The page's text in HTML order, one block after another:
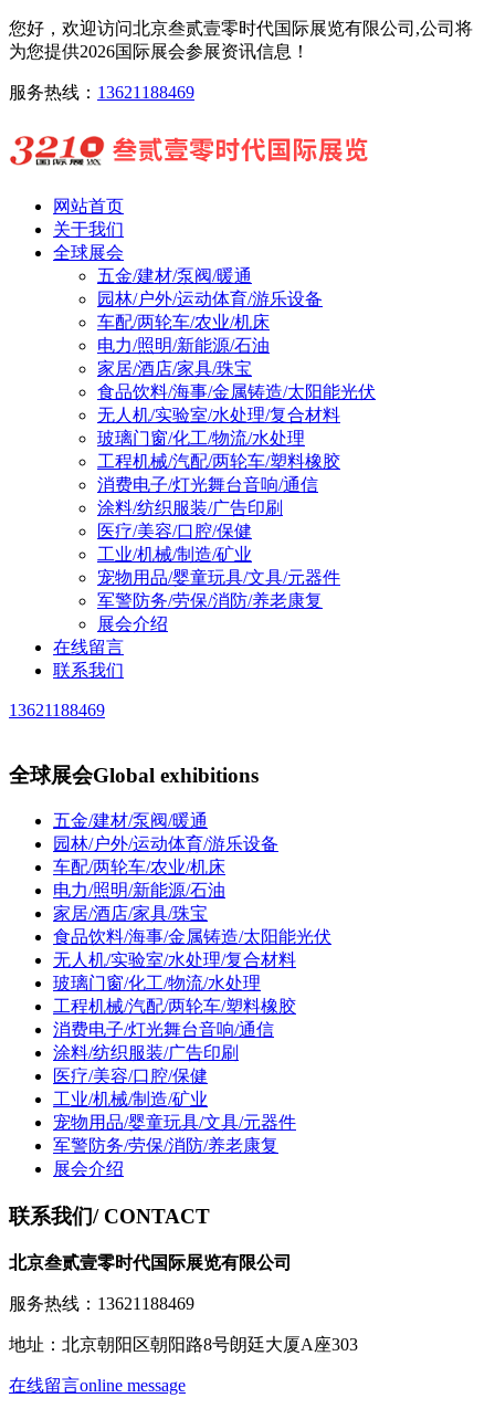
您好，欢迎访问北京叁贰壹零时代国际展览有限公司,公司将
为您提供2026国际展会参展资讯信息！
服务热线： 13621188469
网站首页
关于我们
全球展会
五金/建材/泵阀/暖通
园林/户外/运动体育/游乐设备
车配/两轮车/农业/机床
电力/照明/新能源/石油
家居/酒店/家具/珠宝
食品饮料/海事/金属铸造/太阳能光伏
无人机/实验室/水处理/复合材料
玻璃门窗/化工/物流/水处理
工程机械/汽配/两轮车/塑料橡胶
消费电子/灯光舞台音响/通信
涂料/纺织服装/广告印刷
医疗/美容/口腔/保健
工业/机械/制造/矿业
宠物用品/婴童玩具/文具/元器件
军警防务/劳保/消防/养老康复
展会介绍
在线留言
联系我们
13621188469
全球展会Global exhibitions
五金/建材/泵阀/暖通
园林/户外/运动体育/游乐设备
车配/两轮车/农业/机床
电力/照明/新能源/石油
家居/酒店/家具/珠宝
食品饮料/海事/金属铸造/太阳能光伏
无人机/实验室/水处理/复合材料
玻璃门窗/化工/物流/水处理
工程机械/汽配/两轮车/塑料橡胶
消费电子/灯光舞台音响/通信
涂料/纺织服装/广告印刷
医疗/美容/口腔/保健
工业/机械/制造/矿业
宠物用品/婴童玩具/文具/元器件
军警防务/劳保/消防/养老康复
展会介绍
联系我们/ CONTACT
北京叁贰壹零时代国际展览有限公司
服务热线：13621188469
地址：北京朝阳区朝阳路8号朗廷大厦A座303
在线留言online message